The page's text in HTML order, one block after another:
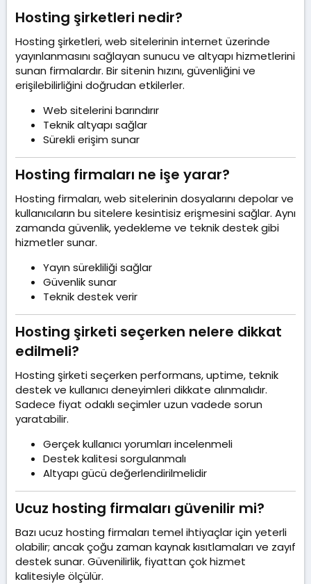
Hosting şirketleri nedir?​
Hosting şirketleri, web sitelerinin internet üzerinde
yayınlanmasını sağlayan sunucu ve altyapı hizmetlerini
sunan firmalardır. Bir sitenin hızını, güvenliğini ve
erişilebilirliğini doğrudan etkilerler.
Web sitelerini barındırır
Teknik altyapı sağlar
Sürekli erişim sunar
Hosting firmaları ne işe yarar?​
Hosting firmaları, web sitelerinin dosyalarını depolar ve
kullanıcıların bu sitelere kesintisiz erişmesini sağlar. Aynı
zamanda güvenlik, yedekleme ve teknik destek gibi
hizmetler sunar.
Yayın sürekliliği sağlar
Güvenlik sunar
Teknik destek verir
Hosting şirketi seçerken nelere dikkat
edilmeli?​
Hosting şirketi seçerken performans, uptime, teknik
destek ve kullanıcı deneyimleri dikkate alınmalıdır.
Sadece fiyat odaklı seçimler uzun vadede sorun
yaratabilir.
Gerçek kullanıcı yorumları incelenmeli
Destek kalitesi sorgulanmalı
Altyapı gücü değerlendirilmelidir
Ucuz hosting firmaları güvenilir mi?​
Bazı ucuz hosting firmaları temel ihtiyaçlar için yeterli
olabilir; ancak çoğu zaman kaynak kısıtlamaları ve zayıf
destek sunar. Güvenilirlik, fiyattan çok hizmet
kalitesiyle ölçülür.